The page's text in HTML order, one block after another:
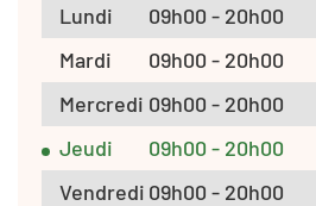
Lundi
09h00 - 20h00
Mardi
09h00 - 20h00
Mercredi 09h00 - 20h00
Jeudi
09h00 - 20h00
Vendredi 09h00 - 20h00